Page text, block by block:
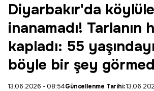
Diyarbakır'da
inanamadı! Tarlanın
kapladı: 55
böyle bir şey
13.06.2026 - 08:54Güncellenme Tarihi: